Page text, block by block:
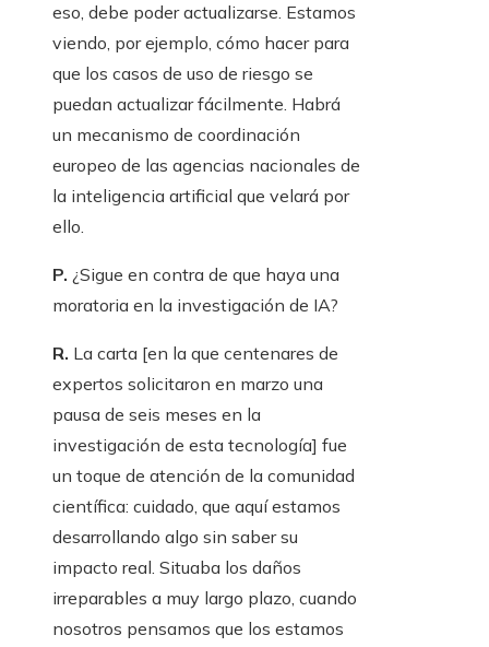
eso, debe poder actualizarse. Estamos
viendo, por ejemplo, cómo hacer para
que los casos de uso de riesgo se
puedan actualizar fácilmente. Habrá
un mecanismo de coordinación
europeo de las agencias nacionales de
la inteligencia artificial que velará por
ello.
P. ¿Sigue en contra de que haya una
moratoria en la investigación de IA?
R. La carta [en la que centenares de
expertos solicitaron en marzo una
pausa de seis meses en la
investigación de esta tecnología] fue
un toque de atención de la comunidad
científica: cuidado, que aquí estamos
desarrollando algo sin saber su
impacto real. Situaba los daños
irreparables a muy largo plazo, cuando
nosotros pensamos que los estamos